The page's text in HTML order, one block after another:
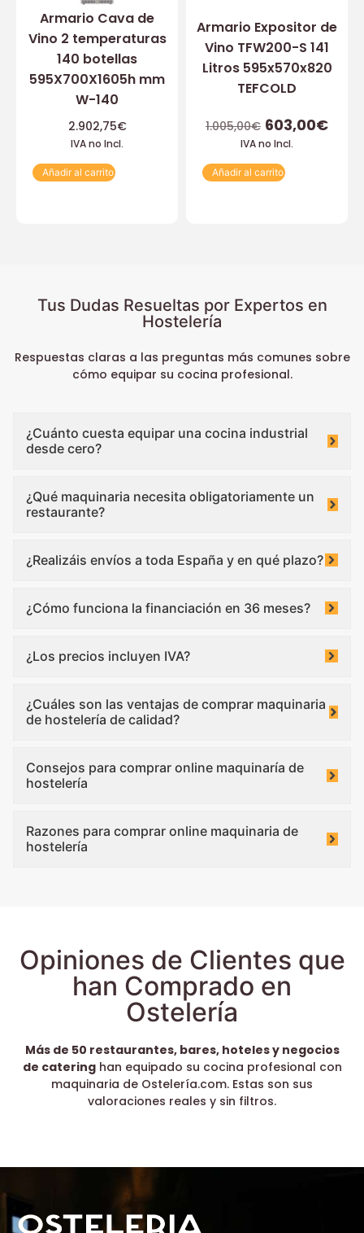
Armario Cava de
Vino 2 temperaturas
140 botellas
595X700X1605h mm
W-140
2.902,75€
IVA no Incl.
Añadir al carrito
Armario Expositor de
Vino TFW200-S 141
Litros 595x570x820
TEFCOLD
1.005,00€ 603,00€
IVA no Incl.
Añadir al carrito
Tus Dudas Resueltas por Expertos en
Hostelería
Respuestas claras a las preguntas más comunes sobre
cómo equipar su cocina profesional.
¿Cuánto cuesta equipar una cocina industrial
desde cero?
¿Qué maquinaria necesita obligatoriamente un
restaurante?
¿Realizáis envíos a toda España y en qué plazo?
¿Cómo funciona la financiación en 36 meses?
¿Los precios incluyen IVA?
¿Cuáles son las ventajas de comprar maquinaria
de hostelería de calidad?
Consejos para comprar online maquinaría de
hostelería
Razones para comprar online maquinaria de
hostelería
Opiniones de Clientes que
han Comprado en
Ostelería
Más de 50 restaurantes, bares, hoteles y negocios
de cateringhan equipado su cocina profesional con
maquinaria de Ostelería.com. Estas son sus
valoraciones reales y sin filtros.